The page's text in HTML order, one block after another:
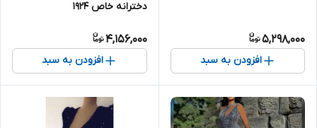
5,298,000
افزودن به سبد
دخترانه خاص ۱۹۲۴
4,156,000
افزودن به سبد